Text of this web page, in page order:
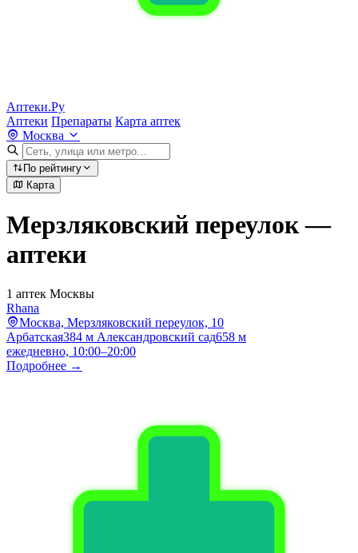
Аптеки.Ру
Аптеки Препараты Карта аптек
Москва
По рейтингу
Карта
Мерзляковский переулок —
аптеки
1 аптек Москвы
Rhana
Москва, Мерзляковский переулок, 10
Арбатская384 м Александровский сад658 м
ежедневно, 10:00–20:00
Подробнее →